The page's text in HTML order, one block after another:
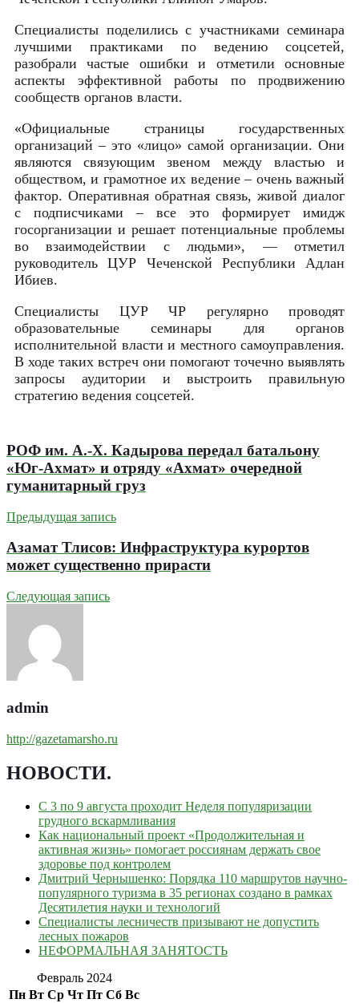
Специалисты поделились с участниками семинара
лучшими практиками по ведению соцсетей,
разобрали частые ошибки и отметили основные
аспекты эффективной работы по продвижению
сообществ органов власти.
«Официальные страницы государственных
организаций – это «лицо» самой организации. Они
являются связующим звеном между властью и
обществом, и грамотное их ведение – очень важный
фактор. Оперативная обратная связь, живой диалог
с подписчиками – все это формирует имидж
госорганизации и решает потенциальные проблемы
во взаимодействии с людьми», — отметил
руководитель ЦУР Чеченской Республики Адлан
Ибиев.
Специалисты ЦУР ЧР регулярно проводят
образовательные семинары для органов
исполнительной власти и местного самоуправления.
В ходе таких встреч они помогают точечно выявлять
запросы аудитории и выстроить правильную
стратегию ведения соцсетей.
РОФ им. А.-X. Кадырова передал батальону
«Юг-Ахмат» и отряду «Ахмат» очередной
гуманитарный груз
Предыдущая запись
Азамат Тлисов: Инфраструктура курортов
может существенно прирасти
Следующая запись
admin
http://gazetamarsho.ru
НОВОСТИ.
С 3 по 9 августа проходит Неделя популяризации
грудного вскармливания
Как национальный проект «Продолжительная и
активная жизнь» помогает россиянам держать свое
здоровье под контролем
Дмитрий Чернышенко: Порядка 110 маршрутов научно-
популярного туризма в 35 регионах создано в рамках
Десятилетия науки и технологий
Специалисты лесничеств призывают не допустить
лесных пожаров
НЕФОРМАЛЬНАЯ ЗАНЯТОСТЬ
Февраль 2024
Пн Вт Ср Чт Пт Сб Вс